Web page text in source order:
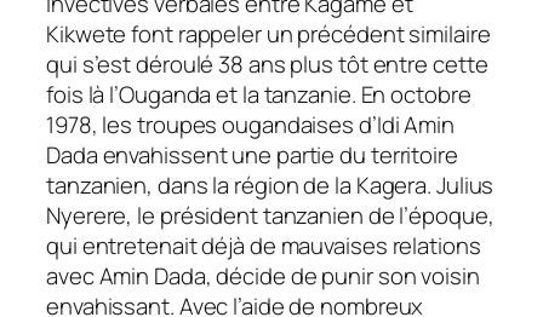
Kikwete font rappeler un précédent similaire
qui s’est déroulé 38 ans plus tôt entre cette
fois là l’Ouganda et la tanzanie. En octobre
1978, les troupes ougandaises d’Idi Amin
Dada envahissent une partie du territoire
tanzanien, dans la région de la Kagera. Julius
Nyerere, le président tanzanien de l’époque,
qui entretenait déjà de mauvaises relations
avec Amin Dada, décide de punir son voisin
envahissant. Avec l’aide de nombreux